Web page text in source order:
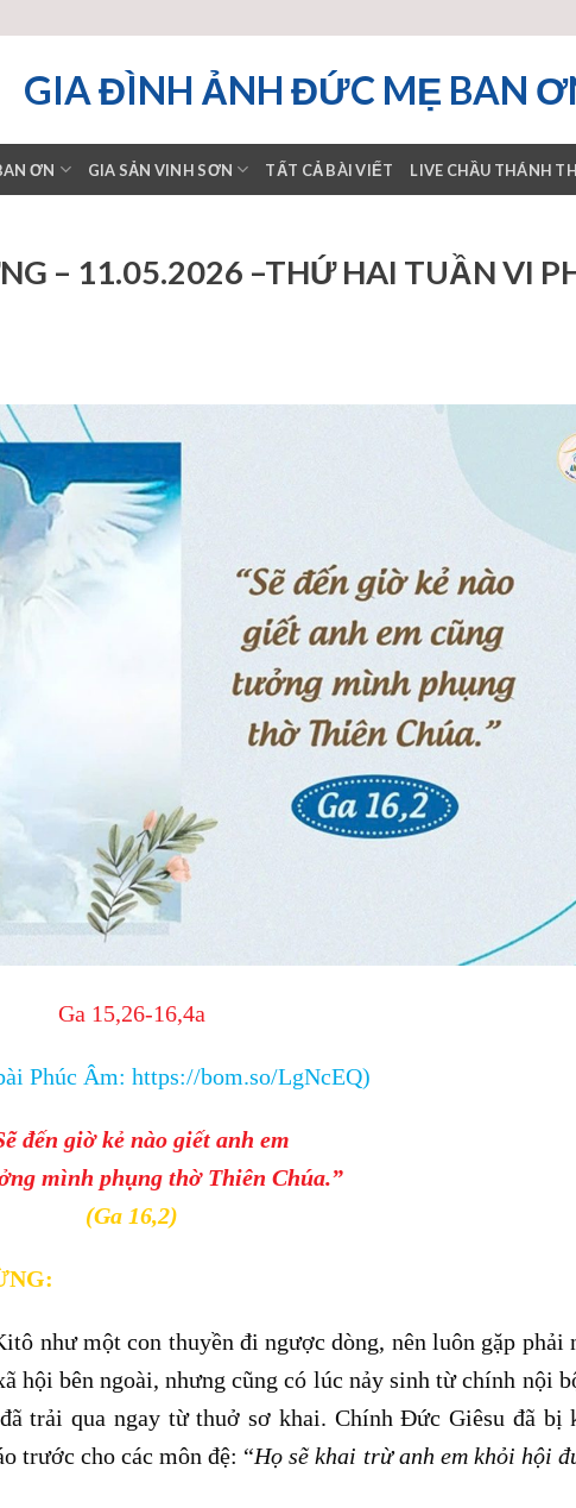
GIA ĐÌNH ẢNH ĐỨC MẸ BAN
ƠN GIA SẢN VINH SƠN TẤT CẢ BÀI VIẾT LIVE CHẦU THÁNH
– 11.05.2026 –THỨ HAI TUẦN VI
Ga 15,26-16,4a
Phúc Âm: https://bom.so/LgNcEQ)
đến giờ kẻ nào giết anh em
mình phụng thờ Thiên Chúa.”
(Ga 16,2)
như một con thuyền đi ngược dòng, nên luôn gặp phải
hội bên ngoài, nhưng cũng có lúc nảy sinh từ chính nội
trải qua ngay từ thuở sơ khai. Chính Đức Giêsu đã bị
trước cho các môn đệ: “Họ sẽ khai trừ anh em khỏi hội